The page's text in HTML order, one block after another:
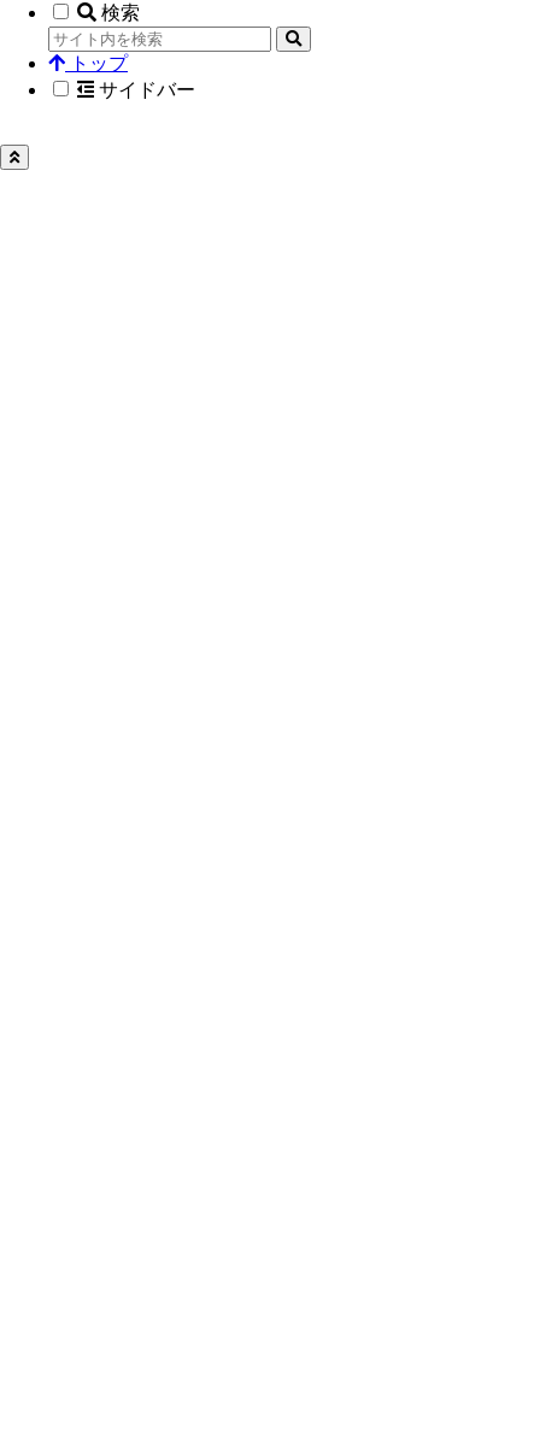
検索
トップ
サイドバー